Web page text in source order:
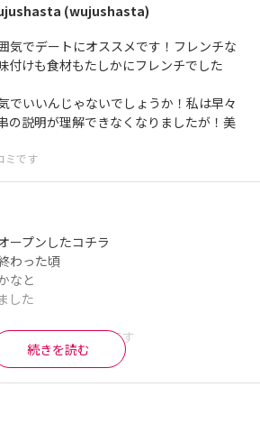
(wujushasta)
気でデートにオススメです！フレンチな
付けも食材もたしかにフレンチでした
でいいんじゃないでしょうか！私は早々
の説明が理解できなくなりましたが！美
ミです
ープンしたコチラ
わった頃
なと
した
ティスリーと併設です
続きを読む